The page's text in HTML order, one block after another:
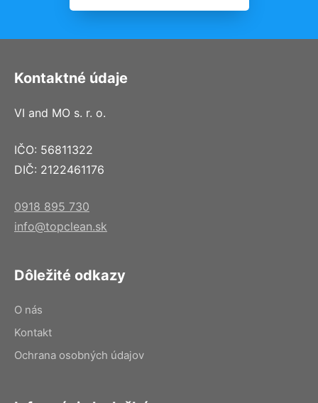
Kontaktné údaje
VI and MO s. r. o.
IČO: 56811322
DIČ: 2122461176
0918 895 730
info@topclean.sk
Dôležité odkazy
O nás
Kontakt
Ochrana osobných údajov